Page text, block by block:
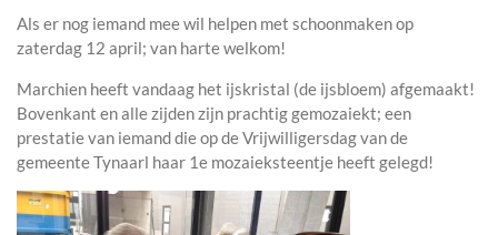
Als er nog iemand mee wil helpen met schoonmaken op
zaterdag 12 april; van harte welkom!
Marchien heeft vandaag het ijskristal (de ijsbloem) afgemaakt!
Bovenkant en alle zijden zijn prachtig gemozaiekt; een
prestatie van iemand die op de Vrijwilligersdag van de
gemeente Tynaarl haar 1e mozaieksteentje heeft gelegd!